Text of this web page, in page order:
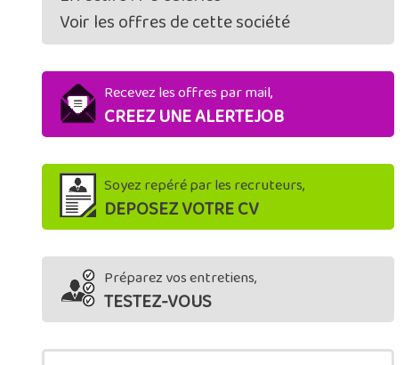
Voir les offres de cette société
Recevez les offres par mail,
CREEZ UNE ALERTEJOB
Soyez repéré par les recruteurs,
DEPOSEZ VOTRE CV
Préparez vos entretiens,
TESTEZ-VOUS